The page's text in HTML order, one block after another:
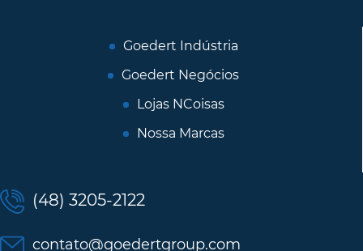
Goedert Indústria
Goedert Negócios
Lojas NCoisas
Nossa Marcas
(48) 3205-2122
contato@goedertgroup.com